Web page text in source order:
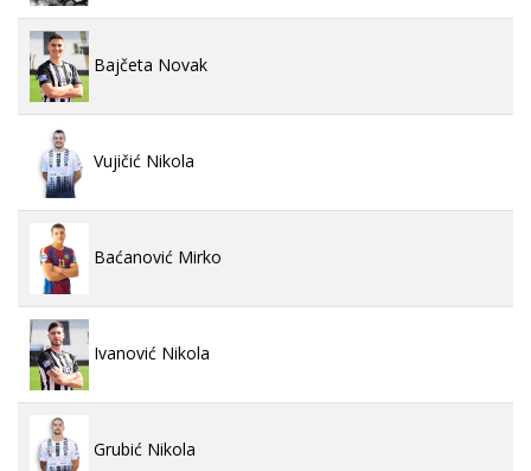
Bajčeta Novak
Vujičić Nikola
Baćanović Mirko
Ivanović Nikola
Grubić Nikola